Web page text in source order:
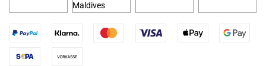
Maldives